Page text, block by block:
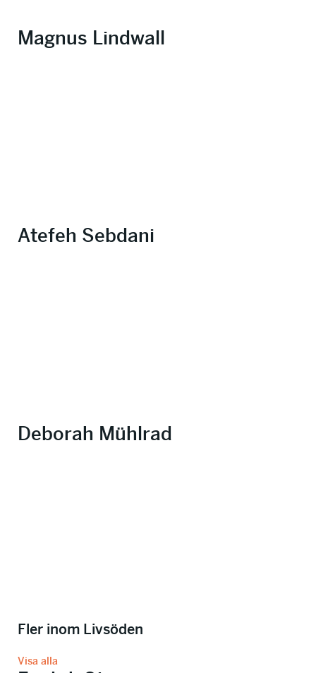
Magnus Lindwall
Atefeh Sebdani
Deborah Mühlrad
Fler inom Livsöden
Visa alla